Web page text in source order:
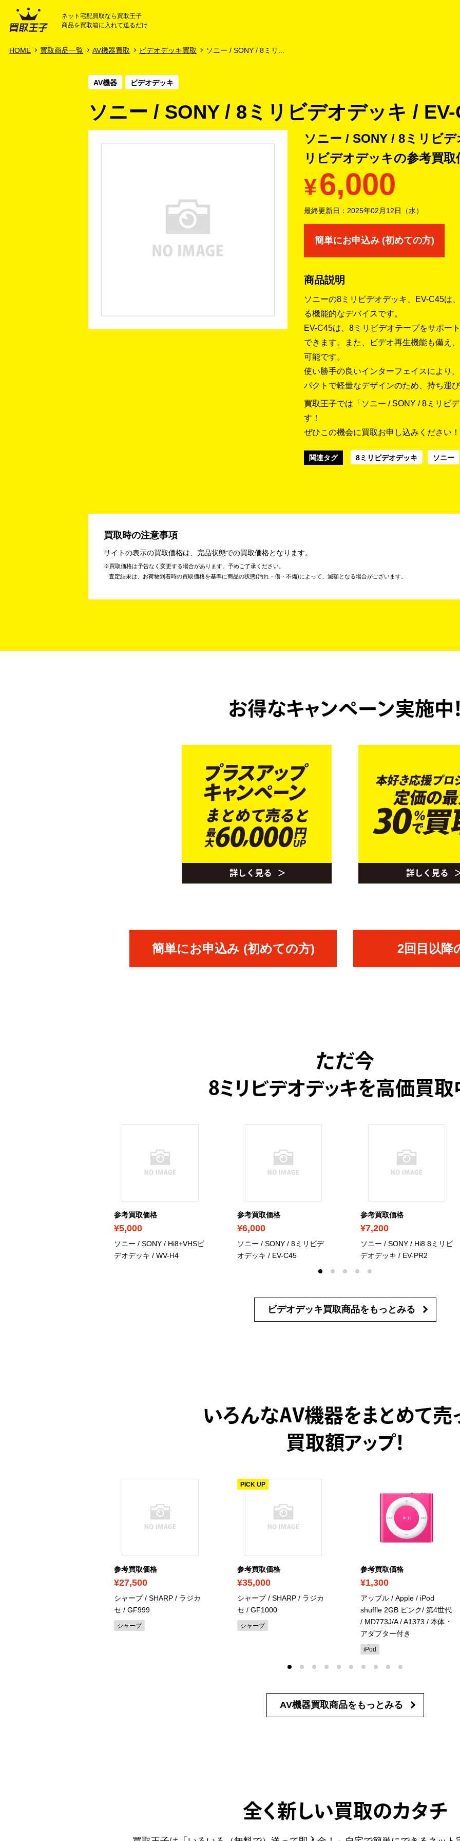
HOME
ネット宅配買取なら買取王子
商品を買取箱に入れて送るだけ
HOME 買取商品一覧 AV機器買取 ビデオデッキ買取 ソニー / SONY / 8ミリ...
AV機器 ビデオデッキ
ソニー / SONY / 8ミリビデオデッキ /
ソニー / SONY / 8ミリビ
リビデオデッキの参考買取
¥6,000
最終更新日： 2025年02月12日（水）
簡単にお申込み (初めての方)
商品説明
ソニーの8ミリビデオデッキ、EV-C45は
る機能的なデバイスです。
EV-C45は、8ミリビデオテープをサポー
できます。また、ビデオ再生機能も備え
可能です。
使い勝手の良いインターフェイスにより
パクトで軽量なデザインのため、持ち運
買取王子では「ソニー / SONY / 8ミリビ
す！
ぜひこの機会に買取お申し込みください！
関連タグ 8ミリビデオデッキ ソニー
買取時の注意事項
サイトの表示の買取価格は、完品状態での買取価格となります。
買取価格は予告なく変更する場合があります。予めご了承ください。
査定結果は、お荷物到着時の買取価格を基準に商品の状態(汚れ・傷・不備)によって、減額となる場合がございます。
お得なキャンペーン実施中
簡単にお申込み (初めての方) 2回目以降
ただ今
8ミリビデオデッキを高価買取
参考買取価格
¥5,000
ソニー / SONY / Hi8+VHSビ
デオデッキ / WV-H4
参考買取価格
¥6,000
ソニー / SONY / 8ミリビデ
オデッキ / EV-C45
参考買取価格
¥7,200
ソニー / SONY / Hi8 8ミリビ
デオデッキ / EV-PR2
ビデオデッキ買取商品を もっとみる
いろんなAV機器をまとめて売
買取額アップ！
参考買取価格
¥27,500
シャープ / SHARP / ラジカ
セ / GF999
シャープ
参考買取価格
¥35,000
PICK UP
シャープ / SHARP / ラジカ
セ / GF1000
シャープ
参考買取価格
¥1,300
アップル / Apple / iPod
shuffle 2GB ピンク/ 第4世代
/ MD773J/A / A1373 / 本体・
アダプター付き
iPod
AV機器買取商品を もっとみる
全く新しい買取のカタチ